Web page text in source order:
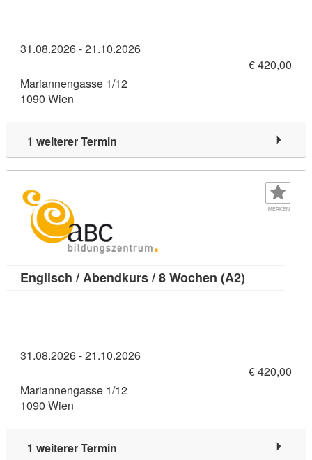
31.08.2026 - 21.10.2026
€ 420,00
Mariannengasse 1/12
1090 Wien
1 weiterer Termin
MERKEN
Englisch / Abendkurs / 8 Wochen (A2)
31.08.2026 - 21.10.2026
€ 420,00
Mariannengasse 1/12
1090 Wien
1 weiterer Termin